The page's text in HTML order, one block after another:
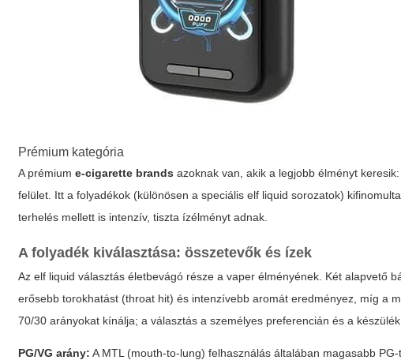
Prémium kategória
A prémiume-cigarette brands azoknak van, akik a legjobb élményt
felület. Itt a folyadékok (különösen a speciáliself liquid sorozatok)
terhelés mellett is intenzív, tiszta ízélményt adnak.
A folyadék kiválasztása: összetevők és ízek
Azelf liquid választás életbevágó része a vaper élményének. Két alapvető
erősebb torokhatást (throat hit) és intenzívebb aromát eredményez, míg a
70/30 arányokat kínálja; a választás a személyes preferencián és a
PG/VG arány: A MTL (mouth-to-lung) felhasználás általában magasabb